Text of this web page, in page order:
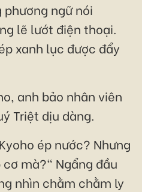
phương ngữ nói
lẽ lướt điện thoại.
xanh lục được đẩy
anh bảo nhân viên
Triệt dịu dàng.
ép nước? Nhưng
mà?" Ngẩng đầu
nhìn chằm chằm ly